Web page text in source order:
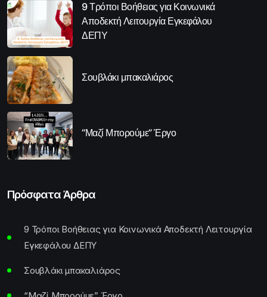
9 Τρόποι Βοήθειας για Κοινωνικά
Αποδεκτή Λειτουργία Εγκεφάλου
ΔΕΠΥ
Σουβλάκι μπακαλιάρος
“Μαζί Μπορούμε” Έργο
Πρόσφατα Άρθρα
9 Τρόποι Βοήθειας για Κοινωνικά Αποδεκτή Λειτουργία
Εγκεφάλου ΔΕΠΥ
Σουβλάκι μπακαλιάρος